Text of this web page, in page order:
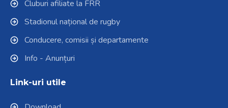
Cluburi afiliate la FRR
Stadionul național de rugby
Conducere, comisii și departamente
Info - Anunțuri
Link-uri utile